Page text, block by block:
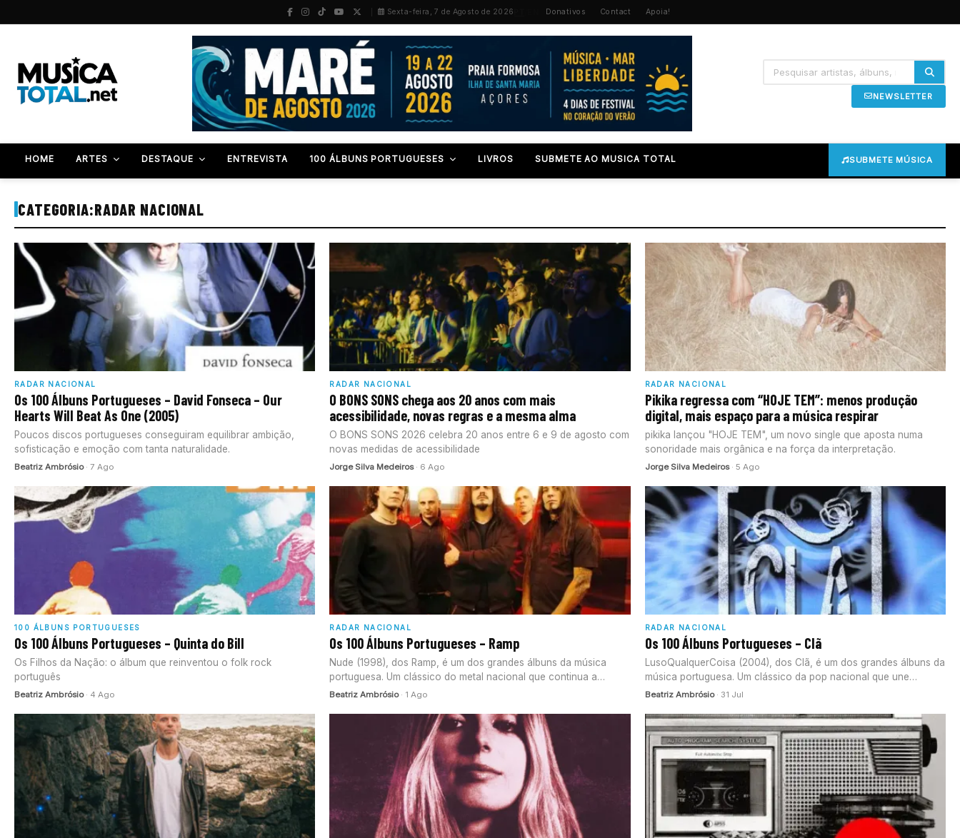
Sexta-feira, 7 de Agosto de 2026 Donativos Contact Apoia!
NEWSLETTER
HOME ARTES DESTAQUE ENTREVISTA 100 ÁLBUNS PORTUGUESES LIVROS SUBMETE AO MUSICA TOTAL SUBMETE MÚSICA
CATEGORIA:RADAR NACIONAL
RADAR NACIONAL
Os 100 Álbuns Portugueses – David Fonseca – Our
Hearts Will Beat As One (2005)
Poucos discos portugueses conseguiram equilibrar ambição,
sofisticação e emoção com tanta naturalidade.
Beatriz Ambrósio· 7 Ago
RADAR NACIONAL
O BONS SONS chega aos 20 anos com mais
acessibilidade, novas regras e a mesma alma
O BONS SONS 2026 celebra 20 anos entre 6 e 9 de agosto com
novas medidas de acessibilidade
Jorge Silva Medeiros· 6 Ago
RADAR NACIONAL
Pikika regressa com “HOJE TEM”: menos produção
digital, mais espaço para a música respirar
pikika lançou "HOJE TEM", um novo single que aposta numa
sonoridade mais orgânica e na força da interpretação.
Jorge Silva Medeiros· 5 Ago
100 ÁLBUNS PORTUGUESES
Os 100 Álbuns Portugueses – Quinta do Bill
Os Filhos da Nação: o álbum que reinventou o folk rock
português
Beatriz Ambrósio· 4 Ago
RADAR NACIONAL
Os 100 Álbuns Portugueses – Ramp
Nude (1998), dos Ramp, é um dos grandes álbuns da música
portuguesa. Um clássico do metal nacional que continua a…
Beatriz Ambrósio· 1 Ago
RADAR NACIONAL
Os 100 Álbuns Portugueses – Clã
LusoQualquerCoisa (2004), dos Clã, é um dos grandes álbuns da
música portuguesa. Um clássico da pop nacional que une
escrita…
Beatriz Ambrósio· 31 Jul